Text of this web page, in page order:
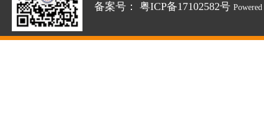
备案号： 粤ICP备17102582号